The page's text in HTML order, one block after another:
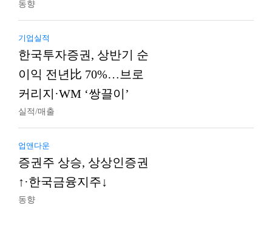
동향
기업실적
한국투자증권, 상반기 순
이익 전년比 70%…브로
커리지·WM ‘쌍끌이’
실적/매출
업앤다운
증권주 상승, 상상인증권
↑·한국금융지주↓
동향